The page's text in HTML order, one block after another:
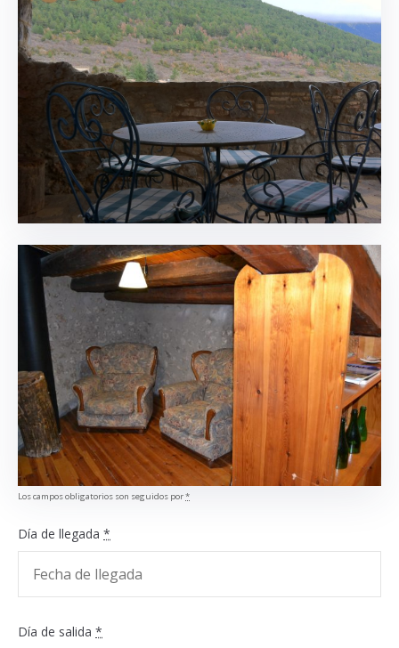
Los campos obligatorios son seguidos por*
Día de llegada *
Día de salida *